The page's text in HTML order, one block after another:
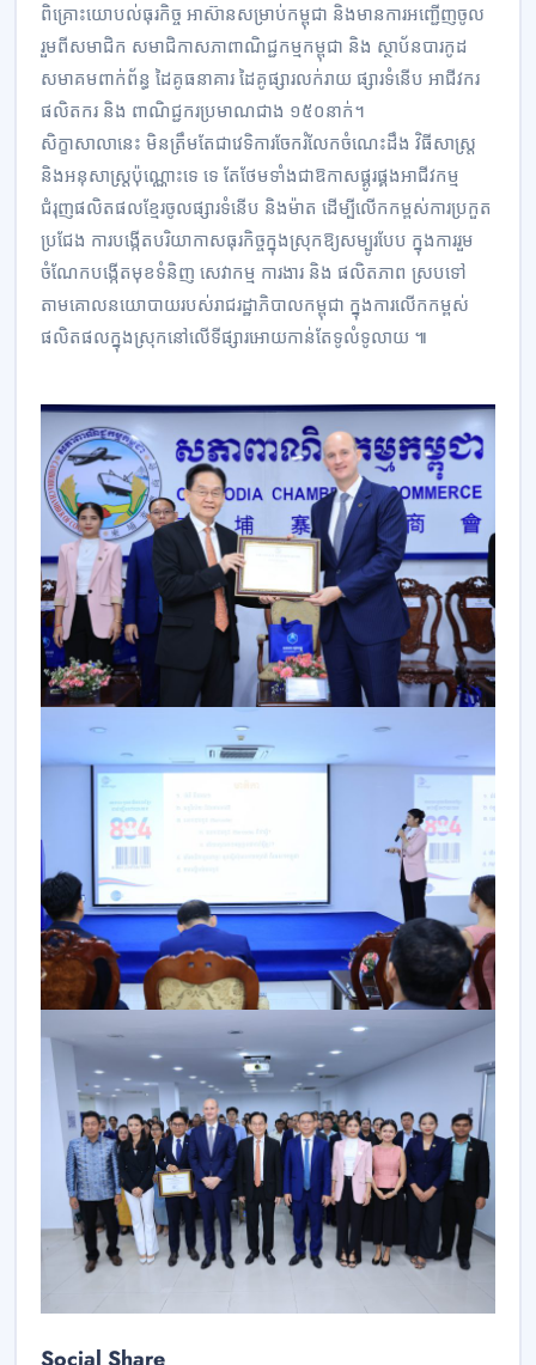
ពិគ្រោះយោបល់ធុរកិច្ច អាស៊ានសម្រាប់កម្ពុជា និងមានការអញ្ជើញចូល
រួមពីសមាជិក សមាជិកាសភាពាណិជ្ជកម្មកម្ពុជា និង ស្ថាប័នបារកូដ
សមាគមពាក់ព័ន្ធ ដៃគូធនាគារ ដៃគូផ្សារលក់រាយ ផ្សារទំនើប អាជីវករ
ផលិតករ និង ពាណិជ្ជករប្រមាណជាង ១៥០នាក់។
សិក្ខាសាលានេះ មិនត្រឹមតែជាវេទិការចែករំលែកចំណេះដឹង វិធីសាស្ត្រ
និងអនុសាស្ត្រប៉ុណ្ណោះទេ ទេ តែថែមទាំងជាឱកាសផ្គូរផ្គងអាជីវកម្ម
ជំរុញផលិតផលខ្មែរចូលផ្សារទំនើប និងម៉ាត ដើម្បីលើកកម្ពស់ការប្រកួត
ប្រជែង ការបង្កើតបរិយាកាសធុរកិច្ចក្នុងស្រុកឱ្យសម្បូរបែប ក្នុងការរួម
ចំណែកបង្កើតមុខទំនិញ សេវាកម្ម ការងារ និង ផលិតភាព ស្របទៅ
តាមគោលនយោបាយរបស់រាជរដ្ឋាភិបាលកម្ពុជា ក្នុងការលើកកម្ពស់
ផលិតផលក្នុងស្រុកនៅលើទីផ្សារអោយកាន់តែទូលំទូលាយ ៕
Social Share